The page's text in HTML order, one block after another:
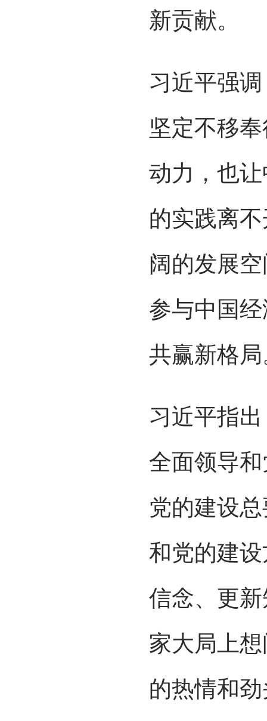
新贡献。
习近平强
坚定不移
动力，也
的实践离
阔的发展
参与中国
共赢新格
习近平指
全面领导
党的建设
和党的建
信念、更
家大局上
的热情和